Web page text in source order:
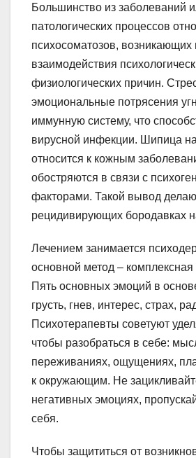
Большинство из заболеваний
патологических процессов
психосоматозов, возникающих
взаимодействия
физиологических причин.
эмоциональные потрясения
иммунную систему, что
вирусной инфекции. Шипица
относится к кожным
обостряются в связи с
факторами. Такой вывод
рецидивирующих бородавках
Лечением занимается
основной метод – комплексная
Пять основных эмоций в
грусть, гнев, интерес, страх,
Психотерапевты советуют
чтобы разобраться в себе:
переживаниях, ощущениях,
к окружающим. Не
негативных эмоциях,
себя.
Чтобы защититься от